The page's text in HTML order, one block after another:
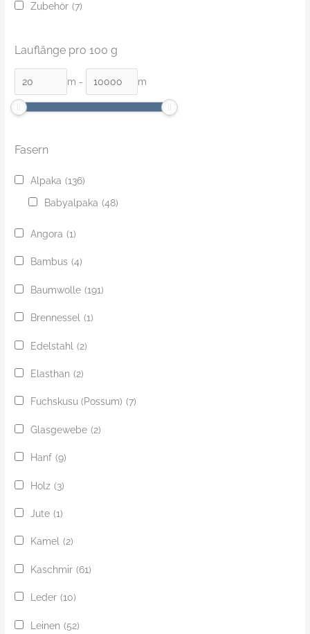
Zubehör (7)
Lauflänge pro 100 g
m - m
Fasern
Alpaka (136)
Babyalpaka (48)
Angora (1)
Bambus (4)
Baumwolle (191)
Brennessel (1)
Edelstahl (2)
Elasthan (2)
Fuchskusu (Possum) (7)
Glasgewebe (2)
Hanf (9)
Holz (3)
Jute (1)
Kamel (2)
Kaschmir (61)
Leder (10)
Leinen (52)